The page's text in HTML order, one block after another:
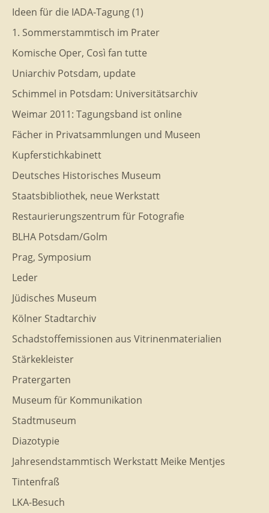
Ideen für die IADA-Tagung (1)
1. Sommerstammtisch im Prater
Komische Oper, Così fan tutte
Uniarchiv Potsdam, update
Schimmel in Potsdam: Universitätsarchiv
Weimar 2011: Tagungsband ist online
Fächer in Privatsammlungen und Museen
Kupferstichkabinett
Deutsches Historisches Museum
Staatsbibliothek, neue Werkstatt
Restaurierungszentrum für Fotografie
BLHA Potsdam/Golm
Prag, Symposium
Leder
Jüdisches Museum
Kölner Stadtarchiv
Schadstoffemissionen aus Vitrinenmaterialien
Stärkekleister
Pratergarten
Museum für Kommunikation
Stadtmuseum
Diazotypie
Jahresendstammtisch Werkstatt Meike Mentjes
Tintenfraß
LKA-Besuch